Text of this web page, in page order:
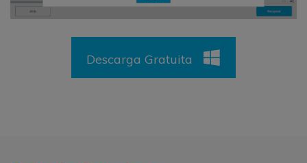
Descarga Gratuita